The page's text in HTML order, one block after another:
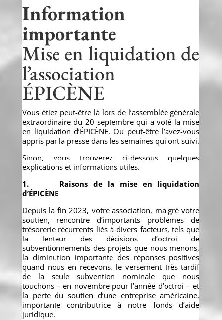
Information
importante
Mise en liquidation de
l’association
ÉPICÈNE
Vous étiez peut-être là lors de l’assemblée générale
extraordinaire du 20 septembre qui a voté la mise
en liquidation d’ÉPICÈNE. Ou peut-être l’avez-vous
appris par la presse dans les semaines qui ont suivi.
Sinon, vous trouverez ci-dessous quelques
explications et informations utiles.
1. Raisons de la mise en liquidation
d’ÉPICÈNE
Depuis la fin 2023, votre association, malgré votre
soutien, rencontre d’importants problèmes de
trésorerie récurrents liés à divers facteurs, tels que
la lenteur des décisions d’octroi de
subventionnements des projets que nous menons,
la diminution importante des réponses positives
quand nous en recevons, le versement très tardif
de la seule subvention nominale que nous
touchons – en novembre pour l’année d’octroi – et
la perte du soutien d’une entreprise américaine,
importante contributrice à notre fonds d’aide
juridique.